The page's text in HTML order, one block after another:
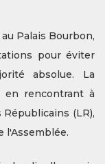
Palais Bourbon,
pour éviter
absolue. La
en rencontrant à
(LR),
l'Assemblée.